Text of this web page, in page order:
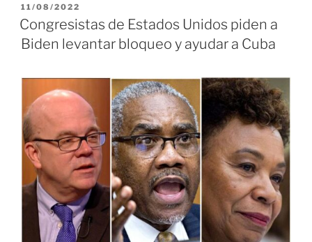
en
bomberos
aire
ante
incendio
en
Matanzas
(+Fotos
y
video)»
PUBLICADO
EL
11/08/2022
Congresistas de Estados Unidos piden a
Biden levantar bloqueo y ayudar a Cuba